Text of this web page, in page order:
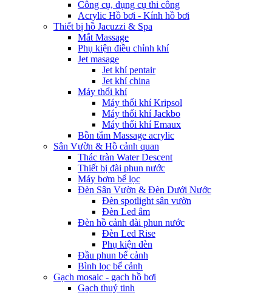
Công cụ, dụng cụ thi công
Acrylic Hồ bơi - Kính hồ bơi
Thiết bị hồ Jacuzzi & Spa
Mắt Massage
Phụ kiện điều chỉnh khí
Jet masage
Jet khí pentair
Jet khí china
Máy thổi khí
Máy thổi khí Kripsol
Máy thổi khí Jackbo
Máy thổi khí Emaux
Bồn tắm Massage acrylic
Sân Vườn & Hồ cảnh quan
Thác tràn Water Descent
Thiết bị đài phun nước
Máy bơm bể lọc
Đèn Sân Vườn & Đèn Dưới Nước
Đèn spotlight sân vườn
Đèn Led âm
Đèn hồ cảnh đài phun nước
Đèn Led Rise
Phụ kiện đèn
Đầu phun bể cảnh
Bình lọc bể cảnh
Gạch mosaic - gạch hồ bơi
Gạch thuỷ tinh